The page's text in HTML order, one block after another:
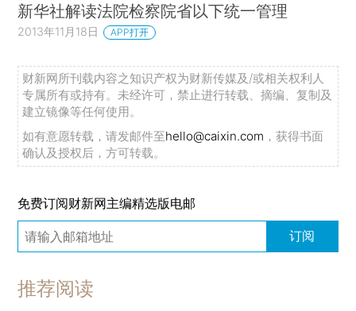
新华社解读法院检察院省以下统一管理
2013年11月18日 APP打开
财新网所刊载内容之知识产权为财新传媒及/或相关权利人
专属所有或持有。未经许可，禁止进行转载、摘编、复制及
建立镜像等任何使用。
如有意愿转载，请发邮件至hello@caixin.com ，获得书面
确认及授权后，方可转载。
免费订阅财新网主编精选版电邮
订阅
推荐阅读